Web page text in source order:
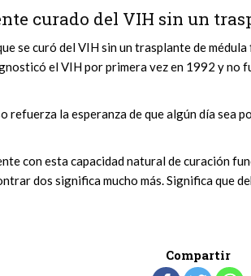
curado del VIH sin un
se curó del VIH sin un trasplante de
el VIH por primera vez en 1992 y
refuerza la esperanza de que algún día sea
con esta capacidad natural de curación
dos significa mucho más. Significa que
Compartir